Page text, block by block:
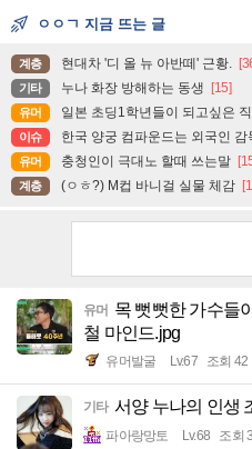
ㅇㅇㄱ 지금 뜨는 글
계층 현대차 '디 올 뉴 아반떼' 근황.
기타 누나 화장 방해하는 동생 [15]
유머 일본 초딩1학년들이 되고싶은
이슈 한국 양궁 컴파운드는 외국인 감
유머 충청인이 극대노 할때 쓰는말
계층 (ㅇㅎ?) M컵 바니걸 실물 체감
유머 목 뻣뻣한 가수들
철 마인드.jpg
유머발굴 Lv.67 조회 42
기타 서양 누나의 인생
파아랑망토 Lv.68 조회